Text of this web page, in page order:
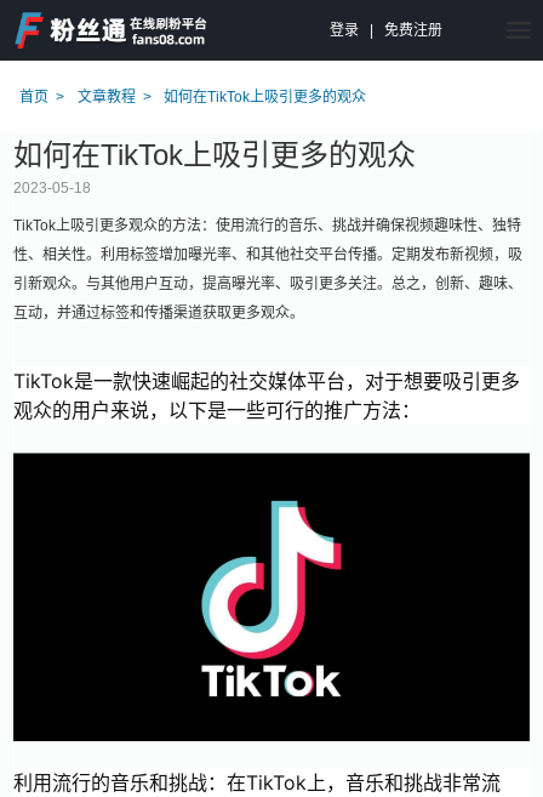
登录 免费注册
首页 文章教程 如何在TikTok上吸引更多的观众
如何在TikTok上吸引更多的观众
2023-05-18
TikTok上吸引更多观众的方法：使用流行的音乐、挑战并确保视频趣味性、独特
性、相关性。利用标签增加曝光率、和其他社交平台传播。定期发布新视频，吸
引新观众。与其他用户互动，提高曝光率、吸引更多关注。总之，创新、趣味、
互动，并通过标签和传播渠道获取更多观众。
TikTok是一款快速崛起的社交媒体平台，对于想要吸引更多
观众的用户来说，以下是一些可行的推广方法：
利用流行的音乐和挑战：在TikTok上，音乐和挑战非常流